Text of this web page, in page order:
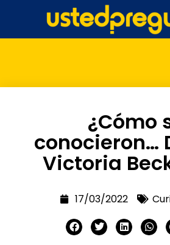
¿Cómo
conocieron…
Victoria
17/03/2022